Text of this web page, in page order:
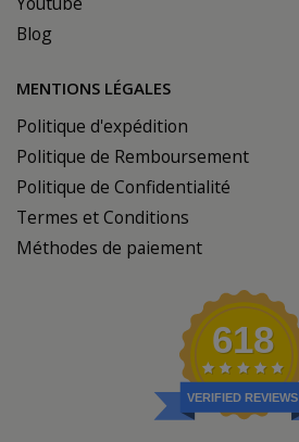
Blog
MENTIONS LÉGALES
Politique d'expédition
Politique de Remboursement
Politique de Confidentialité
Termes et Conditions
Méthodes de paiement
618
VERIFIED REVIEWS